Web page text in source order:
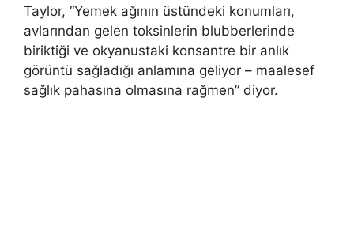
Taylor, “Yemek ağının üstündeki konumları,
avlarından gelen toksinlerin blubberlerinde
biriktiği ve okyanustaki konsantre bir anlık
görüntü sağladığı anlamına geliyor – maalesef
sağlık pahasına olmasına rağmen” diyor.